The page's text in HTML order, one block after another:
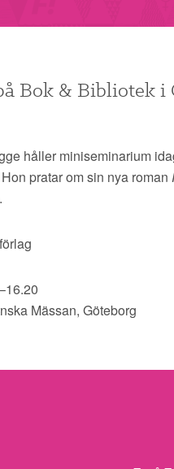
Bok & Bibliotek i
håller miniseminarium
pratar om sin nya roman
Mässan, Göteborg